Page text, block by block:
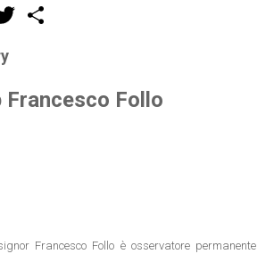
w
r
Francesco Follo
Francesco Follo è osservatore permanente